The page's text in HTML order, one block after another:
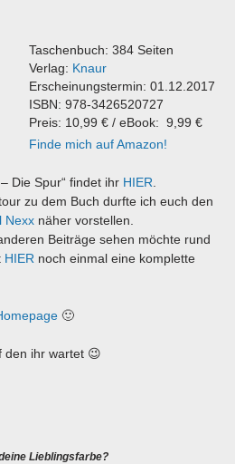
Taschenbuch: 384 Seiten
Verlag: Knaur
Erscheinungstermin: 01.12.2017
ISBN: 978-3426520727
Preis: 10,99 € / eBook: 9,99 €
Finde mich auf Amazon!
Die Spur“ findet ihr HIER.
zu dem Buch durfte ich euch den
Nexx näher vorstellen.
Beiträge sehen möchte rund
HIER noch einmal eine komplette
🙂
den ihr wartet 😉
Lieblingsfarbe?